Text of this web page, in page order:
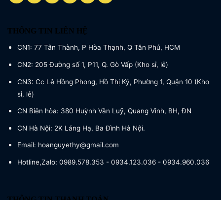
THÔNG TIN LIÊN HỆ
CN1: 77 Tân Thành, P Hòa Thạnh, Q Tân Phú, HCM
CN2: 205 Đường số 1, P11, Q. Gò Vấp (Kho sỉ, lẻ)
CN3: Cc Lê Hồng Phong, Hồ Thị Kỷ, Phường 1, Quận 10 (Kho
sỉ, lẻ)
CN Biên hòa: 380 Huỳnh Văn Luỹ, Quang Vinh, BH, ĐN
CN Hà Nội: 2K Láng Hạ, Ba Đình Hà Nội.
Email: hoanguyethy@gmail.com
Hotline,Zalo: 0989.578.353 - 0934.123.036 - 0934.960.036